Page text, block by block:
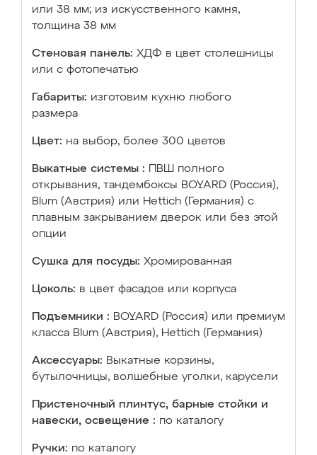
или 38 мм; из искусственного камня,
толщина 38 мм
Стеновая панель: ХДФ в цвет столешницы
или с фотопечатью
Габариты: изготовим кухню любого
размера
Цвет: на выбор, более 300 цветов
Выкатные системы :
ПВШ полного
открывания, тандембоксы BOYARD (Россия),
Blum (Австрия) или Hettich (Германия) с
плавным закрыванием дверок или без этой
опции
Сушка для посуды: Хромированная
Цоколь: в цвет фасадов или корпуса
Подъемники : BOYARD (Россия) или премиум
класса Blum (Австрия), Hettich (Германия)
Аксессуары: Выкатные корзины,
бутылочницы, волшебные уголки, карусели
Пристеночный плинтус, барные стойки и
навески, освещение : по каталогу
Ручки: по каталогу